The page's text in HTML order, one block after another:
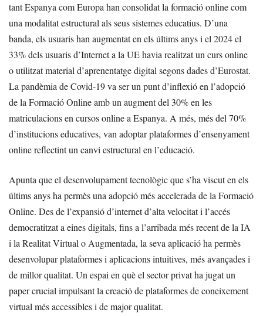
tant Espanya com Europa han consolidat la formació online com
una modalitat estructural als seus sistemes educatius. D’una
banda, els usuaris han augmentat en els últims anys i el 2024 el
33% dels usuaris d’Internet a la UE havia realitzat un curs online
o utilitzat material d’aprenentatge digital segons dades d’Eurostat.
La pandèmia de Covid-19 va ser un punt d’inflexió en l’adopció
de la Formació Online amb un augment del 30% en les
matriculacions en cursos online a Espanya. A més, més del 70%
d’institucions educatives, van adoptar plataformes d’ensenyament
online reflectint un canvi estructural en l’educació.
Apunta que el desenvolupament tecnològic que s’ha viscut en els
últims anys ha permès una adopció més accelerada de la Formació
Online. Des de l’expansió d’internet d’alta velocitat i l’accés
democratitzat a eines digitals, fins a l’arribada més recent de la IA
i la Realitat Virtual o Augmentada, la seva aplicació ha permès
desenvolupar plataformes i aplicacions intuitives, més avançades i
de millor qualitat. Un espai en què el sector privat ha jugat un
paper crucial impulsant la creació de plataformes de coneixement
virtual més accessibles i de major qualitat.